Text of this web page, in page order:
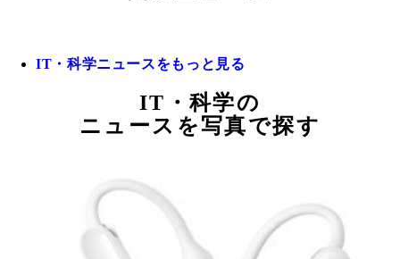
IT・科学ニュースをもっと見る
IT・科学の
ニュースを写真で探す